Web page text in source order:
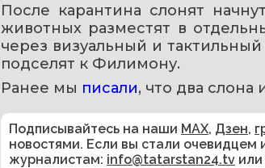
После карантина слонят
животных разместят в
через визуальный и
подселят к Филимону.
Ранее мы писали, что два слона
Подписывайтесь на наши MAX, Дзен,
новостями. Если вы стали
журналистам: info@tatarstan24.tv или